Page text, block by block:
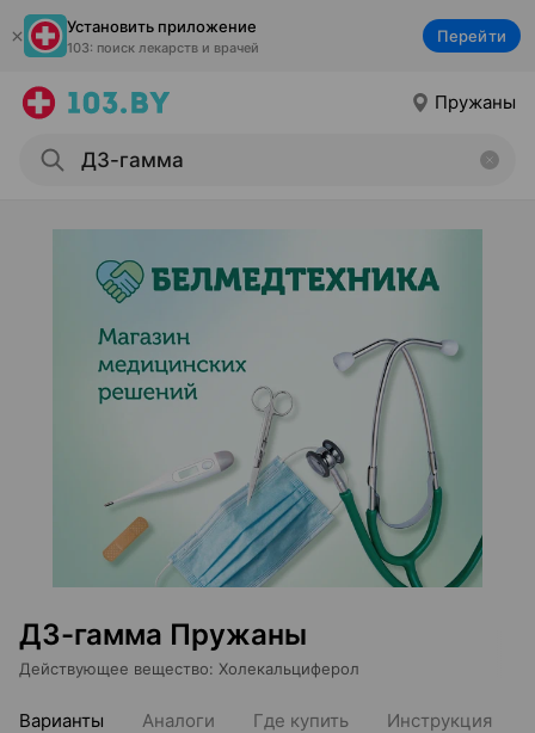
Установить приложение
103: поиск лекарств и врачей
Перейти
Пружаны
Д3-гамма Пружаны
Действующее вещество: Холекальциферол
Варианты Аналоги Где купить Инструкция